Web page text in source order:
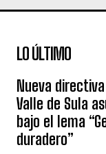
LO ÚLTIMO
Nueva
Valle de Sula
bajo el lema
duradero”